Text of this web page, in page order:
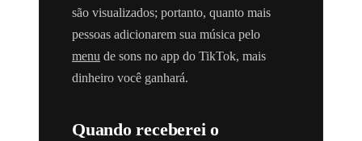
são visualizados; portanto, quanto mais
pessoas adicionarem sua música pelo
menu de sons no app do TikTok, mais
dinheiro você ganhará.
Quando receberei o